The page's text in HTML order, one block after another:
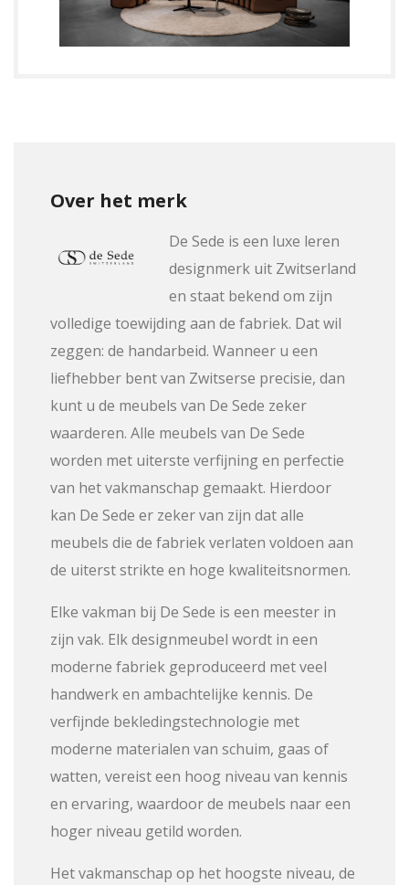
Over het merk
De Sede is een luxe leren
designmerk uit Zwitserland
en staat bekend om zijn
volledige toewijding aan de fabriek. Dat wil
zeggen: de handarbeid. Wanneer u een
liefhebber bent van Zwitserse precisie, dan
kunt u de meubels van De Sede zeker
waarderen. Alle meubels van De Sede
worden met uiterste verfijning en perfectie
van het vakmanschap gemaakt. Hierdoor
kan De Sede er zeker van zijn dat alle
meubels die de fabriek verlaten voldoen aan
de uiterst strikte en hoge kwaliteitsnormen.
Elke vakman bij De Sede is een meester in
zijn vak. Elk designmeubel wordt in een
moderne fabriek geproduceerd met veel
handwerk en ambachtelijke kennis. De
verfijnde bekledingstechnologie met
moderne materialen van schuim, gaas of
watten, vereist een hoog niveau van kennis
en ervaring, waardoor de meubels naar een
hoger niveau getild worden.
Het vakmanschap op het hoogste niveau, de